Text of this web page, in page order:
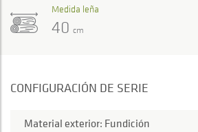
Medida leña
40 cm
CONFIGURACIÓN DE SERIE
Material exterior: Fundición